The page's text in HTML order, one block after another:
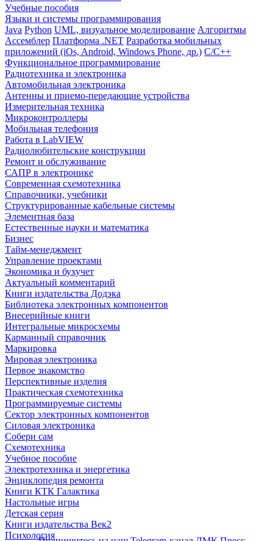
Учебные пособия
Языки и системы программирования
Java Python UML, визуальное моделирование Алгоритмы
Ассемблер Платформа .NET Разработка мобильных
приложений (iOs, Android, Windows Phone, др.) С/С++
Функциональное программирование
Радиотехника и электроника
Автомобильная электроника
Антенны и приемо-передающие устройства
Измерительная техника
Микроконтроллеры
Мобильная телефония
Работа в LabVIEW
Радиолюбительские конструкции
Ремонт и обслуживание
САПР в электронике
Современная схемотехника
Справочники, учебники
Структурированные кабельные системы
Элементная база
Естественные науки и математика
Бизнес
Тайм-менеджмент
Управление проектами
Экономика и бухучет
Актуальный комментарий
Книги издательства Додэка
Библиотека электронных компонентов
Внесерийные книги
Интегральные микросхемы
Карманный справочник
Маркировка
Мировая электроника
Первое знакомство
Перспективные изделия
Практическая схемотехника
Программируемые системы
Сектор электронных компонентов
Силовая электроника
Собери сам
Схемотехника
Учебное пособие
Электротехника и энергетика
Энциклопедия ремонта
Книги КТК Галактика
Настольные игры
Детская серия
Книги издательства Век2
Психология